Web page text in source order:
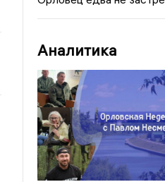
Аналитика